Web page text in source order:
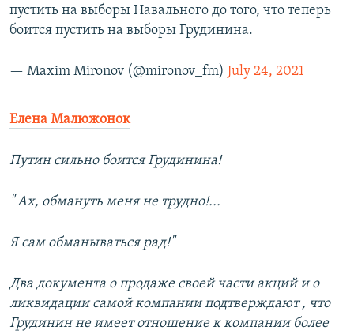
пустить на выборы Навального до того, что теперь
боится пустить на выборы Грудинина.
— Maxim Mironov (@mironov_fm) July 24, 2021
Елена Малюжонок
Путин сильно боится Грудинина!
" Ах, обмануть меня не трудно!...
Я сам обманываться рад!"
Два документа о продаже своей части акций и о
ликвидации самой компании подтверждают , что
Грудинин не имеет отношение к компании более